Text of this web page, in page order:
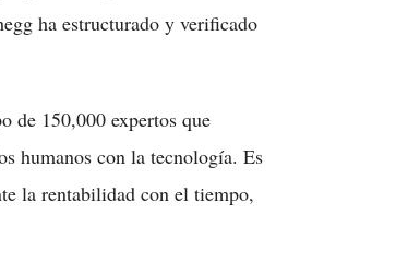
ha estructurado y verificado
de 150,000 expertos que
humanos con la tecnología. Es
la rentabilidad con el tiempo,